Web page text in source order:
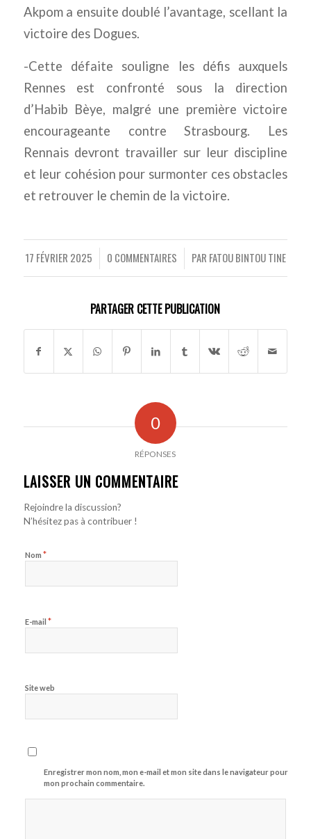
Akpom a ensuite doublé l’avantage, scellant la
victoire des Dogues.
-Cette défaite souligne les défis auxquels
Rennes est confronté sous la direction
d’Habib Bèye, malgré une première victoire
encourageante contre Strasbourg. Les
Rennais devront travailler sur leur discipline
et leur cohésion pour surmonter ces obstacles
et retrouver le chemin de la victoire.
17 FÉVRIER 2025
/ 0 COMMENTAIRES
/ PAR FATOU BINTOU TINE
PARTAGER CETTE PUBLICATION
0
RÉPONSES
LAISSER UN COMMENTAIRE
Rejoindre la discussion?
N’hésitez pas à contribuer !
Nom *
E-mail *
Site web
Enregistrer mon nom, mon e-mail et mon site dans le navigateur pour
mon prochain commentaire.